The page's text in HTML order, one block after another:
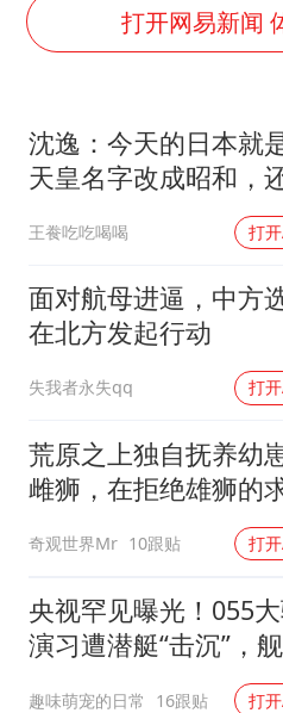
多地要
关之琳
奋进开
打开网易新闻
沈逸：今天的日本就
天皇名字改成昭和，
王飬吃吃喝喝 打
面对航母进逼，中方
在北方发起行动
失我者永失qq 打
荒原之上独自抚养幼
雌狮，在拒绝雄狮的
时，竟然被用饥饿来
奇观世界Mr 10跟贴 打
央视罕见曝光！055
演习遭潜艇“击沉”，
直言：前出就是送死
趣味萌宠的日常 16跟贴 打